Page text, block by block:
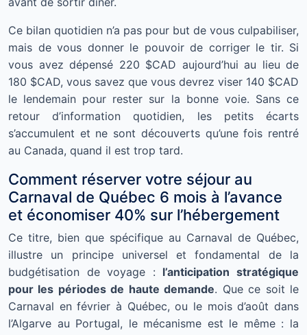
Ce bilan quotidien n’a pas pour but de vous culpabiliser,
mais de vous donner le pouvoir de corriger le tir. Si
vous avez dépensé 220 $CAD aujourd’hui au lieu de
180 $CAD, vous savez que vous devrez viser 140 $CAD
le lendemain pour rester sur la bonne voie. Sans ce
retour d’information quotidien, les petits écarts
s’accumulent et ne sont découverts qu’une fois rentré
au Canada, quand il est trop tard.
Comment réserver votre séjour au
Carnaval de Québec 6 mois à l’avance
et économiser 40% sur l’hébergement
Ce titre, bien que spécifique au Carnaval de Québec,
illustre un principe universel et fondamental de la
budgétisation de voyage : l’anticipation stratégique
pour les périodes de haute demande. Que ce soit le
Carnaval en février à Québec, ou le mois d’août dans
l’Algarve au Portugal, le mécanisme est le même : la